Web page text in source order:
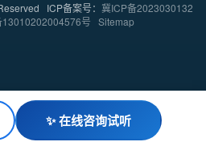
ICP备案号： 冀ICP备2023030132
号 Sitemap
✨ 在线咨询试听